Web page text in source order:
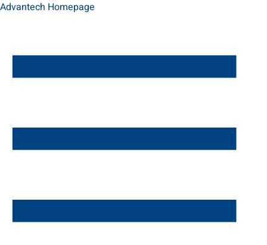
Advantech Homepage